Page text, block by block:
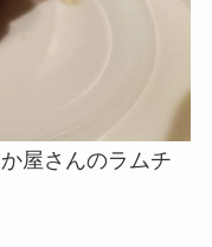
屋さんのラムチ